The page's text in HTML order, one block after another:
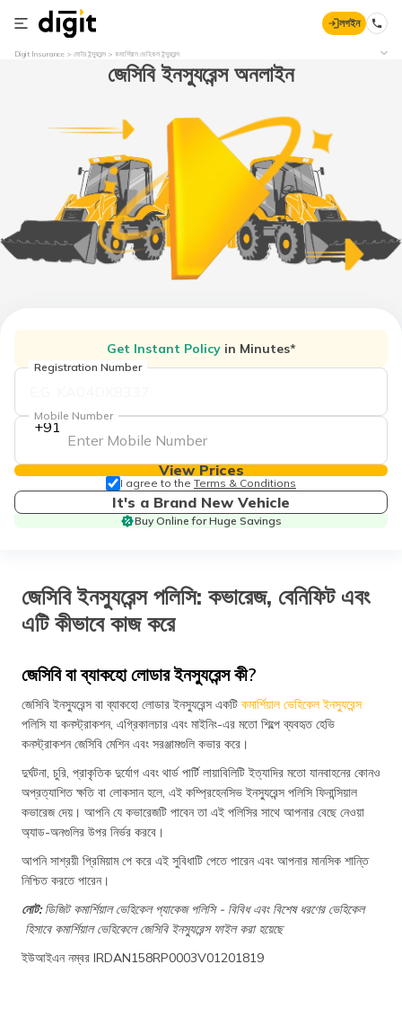
লগইন
Digit Insurance মোটর ইন্স্যুরেন্স কমার্শিয়াল ভেহিকল ইন্স্যুরেন্স
জেসিবি ইনস্যুরেন্স অনলাইন
Get Instant Policy in Minutes*
Registration Number
+91
Mobile Number
View Prices
I agree to the Terms & Conditions
It's a Brand New Vehicle
Buy Online for Huge Savings
জেসিবি ইনস্যুরেন্স পলিসি: কভারেজ, বেনিফিট এবং
এটি কীভাবে কাজ করে
জেসিবি বা ব্যাকহো লোডার ইনস্যুরেন্স কী?
জেসিবি ইনস্যুরেন্স বা ব্যাকহো লোডার ইনস্যুরেন্স একটি কমার্শিয়াল ভেহিকেল ইনস্যুরেন্স
পলিসি যা কনস্ট্রাকশন, এগ্রিকালচার এবং মাইনিং-এর মতো শিল্পে ব্যবহৃত হেভি
কনস্ট্রাকশন জেসিবি মেশিন এবং সরঞ্জামগুলি কভার করে।
দুর্ঘটনা, চুরি, প্রাকৃতিক দুর্যোগ এবং থার্ড পার্টি লায়াবিলিটি ইত্যাদির মতো যানবাহনের কোনও
অপ্রত্যাশিত ক্ষতি বা লোকসান হলে, এই কম্প্রিহেনসিভ ইনস্যুরেন্স পলিসি ফিনান্সিয়াল
কভারেজ দেয়। আপনি যে কভারেজটি পাবেন তা এই পলিসির সাথে আপনার বেছে নেওয়া
অ্যাড-অনগুলির উপর নির্ভর করবে।
আপনি সাশ্রয়ী প্রিমিয়াম পে করে এই সুবিধাটি পেতে পারেন এবং আপনার মানসিক শান্তি
নিশ্চিত করতে পারেন।
নোট:ডিজিট কমার্শিয়াল ভেহিকেল প্যাকেজ পলিসি - বিবিধ এবং বিশেষ ধরণের ভেহিকেল
হিসাবে কমার্শিয়াল ভেহিকেলে জেসিবি ইনস্যুরেন্স ফাইল করা হয়েছে
ইউআইএন নম্বর IRDAN158RP0003V01201819